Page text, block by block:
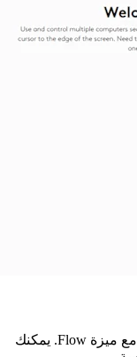
تحكم في عدة أجهزة كمبيوتر وأنظمة تشغيل مع ميزة Flow. يمكنك